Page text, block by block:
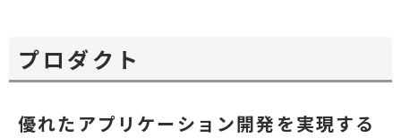
プロダクト
優れたアプリケーション開発を実現する